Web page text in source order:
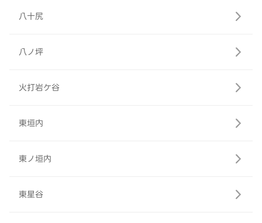
八十尻
八ノ坪
火打岩ケ谷
東垣内
東ノ垣内
東星谷